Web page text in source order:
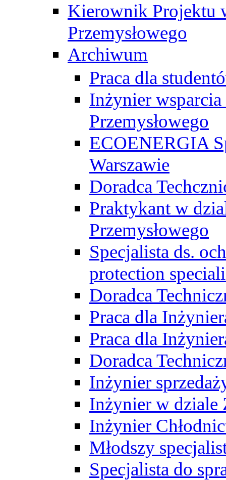
Kierownik Projektu
Przemysłowego
Archiwum
Praca dla
Inżynier wsparcia
Przemysłowego
ECOENERGIA
Warszawie
Doradca
Praktykant w
Przemysłowego
Specjalista ds.
protection
Doradca
Praca dla
Praca dla
Doradca
Inżynier
Inżynier w dziale
Inżynier
Młodszy
Specjalista do